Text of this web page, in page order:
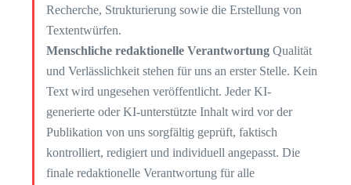
Recherche, Strukturierung sowie die Erstellung von
Textentwürfen.
Menschliche redaktionelle Verantwortung Qualität
und Verlässlichkeit stehen für uns an erster Stelle. Kein
Text wird ungesehen veröffentlicht. Jeder KI-
generierte oder KI-unterstützte Inhalt wird vor der
Publikation von uns sorgfältig geprüft, faktisch
kontrolliert, redigiert und individuell angepasst. Die
finale redaktionelle Verantwortung für alle